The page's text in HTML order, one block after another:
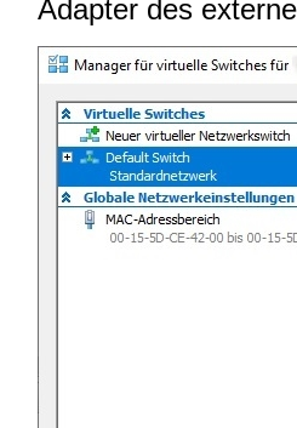
Adapter des